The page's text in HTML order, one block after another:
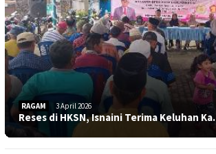
RAGAM 3 April 2026
Reses di HKSN, Isnaini Terima Keluhan